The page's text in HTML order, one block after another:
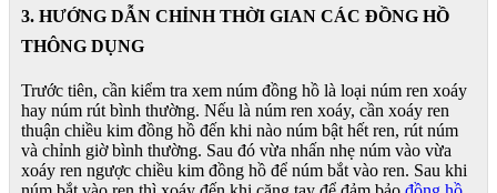
3. HƯỚNG DẪN CHỈNH THỜI GIAN CÁC ĐỒNG HỒ
THÔNG DỤNG
Trước tiên, cần kiểm tra xem núm đồng hồ là loại núm ren xoáy
hay núm rút bình thường. Nếu là núm ren xoáy, cần xoáy ren
thuận chiều kim đồng hồ đến khi nào núm bật hết ren, rút núm
và chỉnh giờ bình thường. Sau đó vừa nhấn nhẹ núm vào vừa
xoáy ren ngược chiều kim đồng hồ để núm bắt vào ren. Sau khi